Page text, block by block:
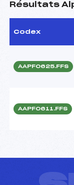
Résultats
Codex
AAPF0625.FFS
AAPF0611.FFS